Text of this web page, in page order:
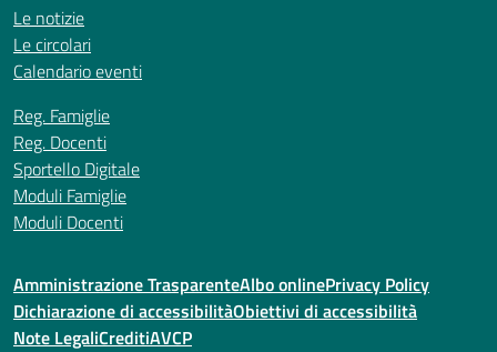
Le notizie
Le circolari
Calendario eventi
Reg. Famiglie
Reg. Docenti
Sportello Digitale
Moduli Famiglie
Moduli Docenti
Amministrazione TrasparenteAlbo onlinePrivacy Policy
Dichiarazione di accessibilitàObiettivi di accessibilità
Note LegaliCreditiAVCP